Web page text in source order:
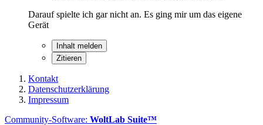
Darauf spielte ich gar nicht an. Es ging mir um das eigene
Gerät
Inhalt melden
Zitieren
Kontakt
Datenschutzerklärung
Impressum
Community-Software: WoltLab Suite™